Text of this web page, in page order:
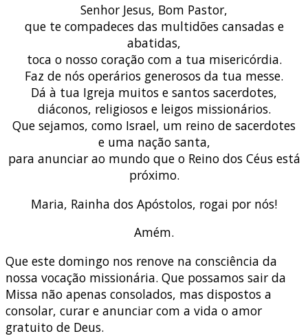
Senhor Jesus, Bom Pastor,
que te compadeces das multidões cansadas e
abatidas,
toca o nosso coração com a tua misericórdia.
Faz de nós operários generosos da tua messe.
Dá à tua Igreja muitos e santos sacerdotes,
diáconos, religiosos e leigos missionários.
Que sejamos, como Israel, um reino de sacerdotes
e uma nação santa,
para anunciar ao mundo que o Reino dos Céus está
próximo.
Maria, Rainha dos Apóstolos, rogai por nós!
Amém.
Que este domingo nos renove na consciência da
nossa vocação missionária. Que possamos sair da
Missa não apenas consolados, mas dispostos a
consolar, curar e anunciar com a vida o amor
gratuito de Deus.